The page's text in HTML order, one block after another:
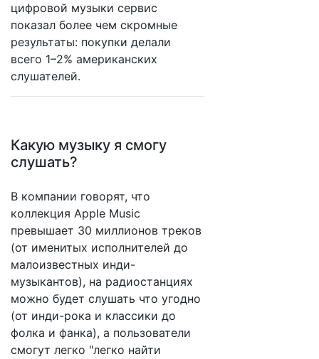
цифровой музыки сервис
показал более чем скромные
результаты: покупки делали
всего 1–2% американских
слушателей.
Какую музыку я смогу
слушать?
В компании говорят, что
коллекция Apple Music
превышает 30 миллионов треков
(от именитых исполнителей до
малоизвестных инди-
музыкантов), на радиостанциях
можно будет слушать что угодно
(от инди-рока и классики до
фолка и фанка), а пользователи
смогут легко "легко найти